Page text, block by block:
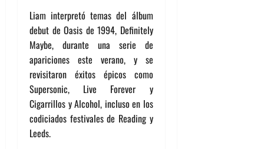
Liam interpretó temas del álbum
debut de Oasis de 1994, Definitely
Maybe, durante una serie de
apariciones este verano, y se
revisitaron éxitos épicos como
Supersonic, Live Forever y
Cigarrillos y Alcohol, incluso en los
codiciados festivales de Reading y
Leeds.